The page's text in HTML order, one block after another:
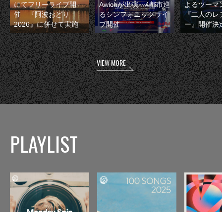
にてフリーライブ開
催 『阿波おどり
2026』に併せて実施
Awichが出演 4都市巡
るシンフォニックライ
ブ開催
よるツーマ
『二人のレ
ー』開催決
VIEW MORE
PLAYLIST